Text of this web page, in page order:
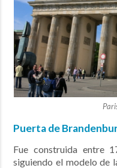
Puerta de
Fue construida entre
siguiendo el modelo de